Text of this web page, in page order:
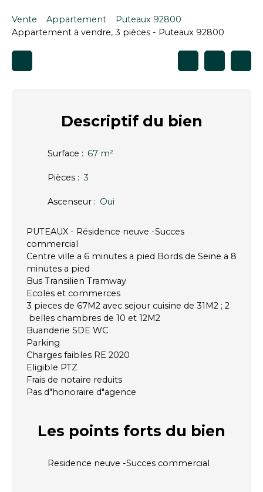
Vente Appartement
Puteaux 92800
Appartement à vendre, 3 pièces - Puteaux 92800
Descriptifdu bien
Surface : 67 m²
Pièces : 3
Ascenseur : Oui
PUTEAUX - Résidence neuve -Succes
commercial
Centre ville a 6 minutes a pied Bords de Seine a 8
minutes a pied
Bus Transilien Tramway
Ecoles et commerces
3 pieces de 67M2 avec sejour cuisine de 31M2 ; 2
belles chambres de 10 et 12M2
Buanderie SDE WC
Parking
Charges faibles RE 2020
Eligible PTZ
Frais de notaire reduits
Pas d"honoraire d"agence
Les points forts du bien
Residence neuve -Succes commercial